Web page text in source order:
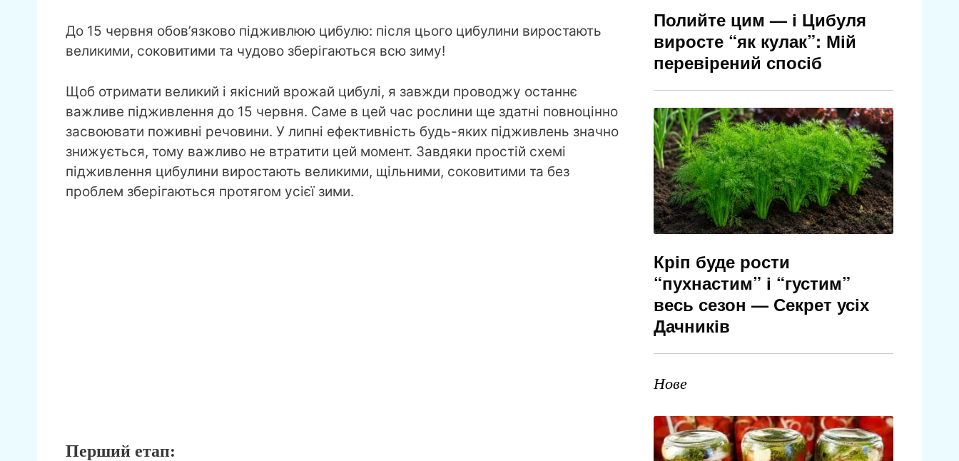
До 15 червня обов’язково підживлюю цибулю: після цього цибулини виростають
великими, соковитими та чудово зберігаються всю зиму!
Щоб отримати великий і якісний врожай цибулі, я завжди проводжу останнє
важливе підживлення до 15 червня. Саме в цей час рослини ще здатні повноцінно
засвоювати поживні речовини. У липні ефективність будь-яких підживлень значно
знижується, тому важливо не втратити цей момент. Завдяки простій схемі
підживлення цибулини виростають великими, щільними, соковитими та без
проблем зберігаються протягом усієї зими.
Перший етап:
Полийте цим — і Цибуля
виросте “як кулак”: Мій
перевірений спосіб
Кріп буде рости
“пухнастим” і “густим”
весь сезон — Секрет усіх
Дачників
Нове